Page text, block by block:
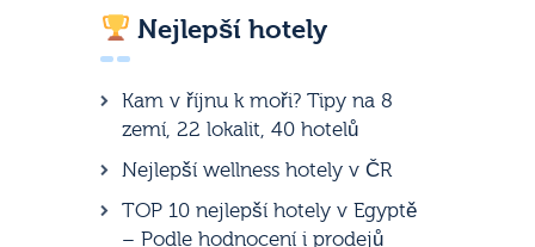
Nejlepší hotely
Kam v říjnu k moři? Tipy na 8
zemí, 22 lokalit, 40 hotelů
Nejlepší wellness hotely v ČR
TOP 10 nejlepší hotely v Egyptě
– Podle hodnocení i prodejů